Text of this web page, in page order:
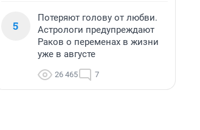
5
Потеряют голову от любви.
Астрологи предупреждают
Раков о переменах в жизни
уже в августе
26 465 7